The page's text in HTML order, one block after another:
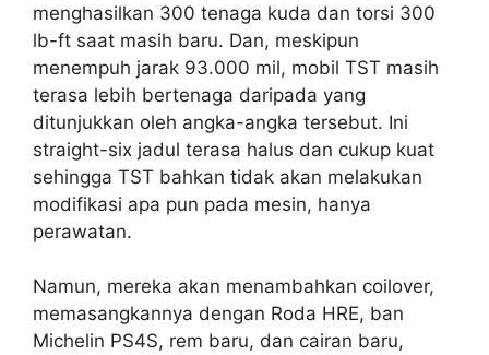
menghasilkan 300 tenaga kuda dan torsi 300
lb-ft saat masih baru. Dan, meskipun
menempuh jarak 93.000 mil, mobil TST masih
terasa lebih bertenaga daripada yang
ditunjukkan oleh angka-angka tersebut. Ini
straight-six jadul terasa halus dan cukup kuat
sehingga TST bahkan tidak akan melakukan
modifikasi apa pun pada mesin, hanya
perawatan.
Namun, mereka akan menambahkan coilover,
memasangkannya dengan Roda HRE, ban
Michelin PS4S, rem baru, dan cairan baru,